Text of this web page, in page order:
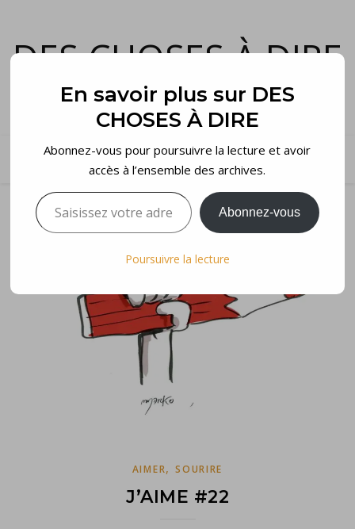
DES CHOSES À DIRE
et voilà…
AIMER,SOURIRE
J’AIME #22
En savoir plus sur DES
CHOSES À DIRE
Abonnez-vous pour poursuivre la lecture et avoir
accès à l’ensemble des archives.
Saisissez votre adresse e-mail…
Abonnez-vous
Poursuivre la lecture